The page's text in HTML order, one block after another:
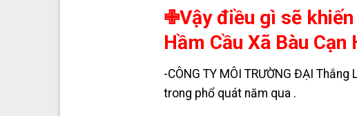
✙Vậy điều gì sẽ
Hầm Cầu Xã Bàu
-CÔNG TY MÔI TRƯỜNG ĐẠI
trong phổ quát năm qua .